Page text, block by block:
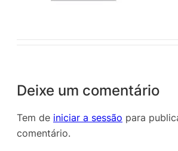
Deixe um comentário
Tem de iniciar a sessão para
comentário.